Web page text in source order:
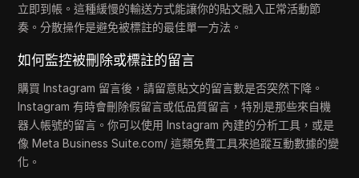
立即到帳。這種緩慢的輸送方式能讓你的貼文融入正常活動節
奏。分散操作是避免被標註的最佳單一方法。
如何監控被刪除或標註的留言
購買 Instagram 留言後，請留意貼文的留言數是否突然下降。
Instagram 有時會刪除假留言或低品質留言，特別是那些來自機
器人帳號的留言。你可以使用 Instagram 內建的分析工具，或是
像 Meta Business Suite.com/ 這類免費工具來追蹤互動數據的變
化。